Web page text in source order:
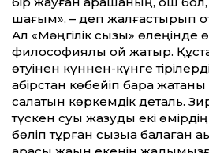
шағым», – деп жалғастырып
Ал «Мәңгілік сызық»
философиялық ой жатыр.
өтуінен күннен-күнге
қабірстан көбейіп бара
салатын көркемдік деталь.
түскен суық жазуды екі
бөліп тұрған сызыққа балаған